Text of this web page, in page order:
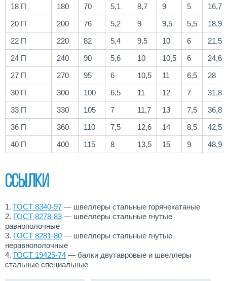
18 П
180 70 5,1 8,7 9 5
16,7
20 П
200 76 5,2 9 9,5 5,5
18,9
22 П
220 82 5,4 9,5 10 6
21,5
24 П
240 90 5,6 10 10,5 6
24,6
27 П
270 95 6 10,5 11 6,5
28
30 П
300 100 6,5 11 12 7
31,8
33 П
330 105 7 11,7 13 7,5
36,8
36 П
360 110 7,5 12,6 14 8,5
42,5
40 П
400 115 8 13,5 15 9 48,9
Ссылки
1. ГОСТ 8340-97 — швеллеры стальные горячекатаные
2. ГОСТ 8278-83 — швеллеры стальные гнутые
равнополочные
3. ГОСТ 8281-80 — швеллеры стальные гнутые
неравнополочные
4. ГОСТ 19425-74 — балки двутавровые и швеллеры
стальные специальные